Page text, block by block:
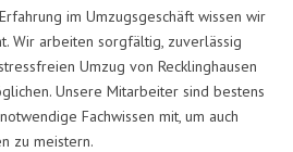
im Umzugsgeschäft wissen wir
Wir arbeiten sorgfältig, zuverlässig
Umzug von Recklinghausen
Unsere Mitarbeiter sind bestens
Fachwissen mit, um auch
zu meistern.